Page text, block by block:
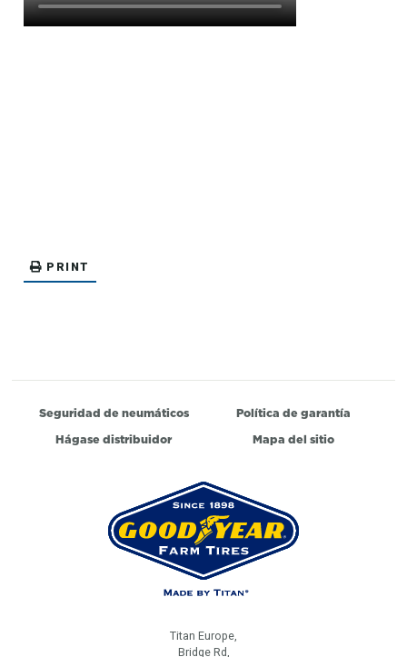
PRINT
Seguridad de neumáticos
Política de garantía
Hágase distribuidor
Mapa del sitio
Titan Europe,
Bridge Rd,